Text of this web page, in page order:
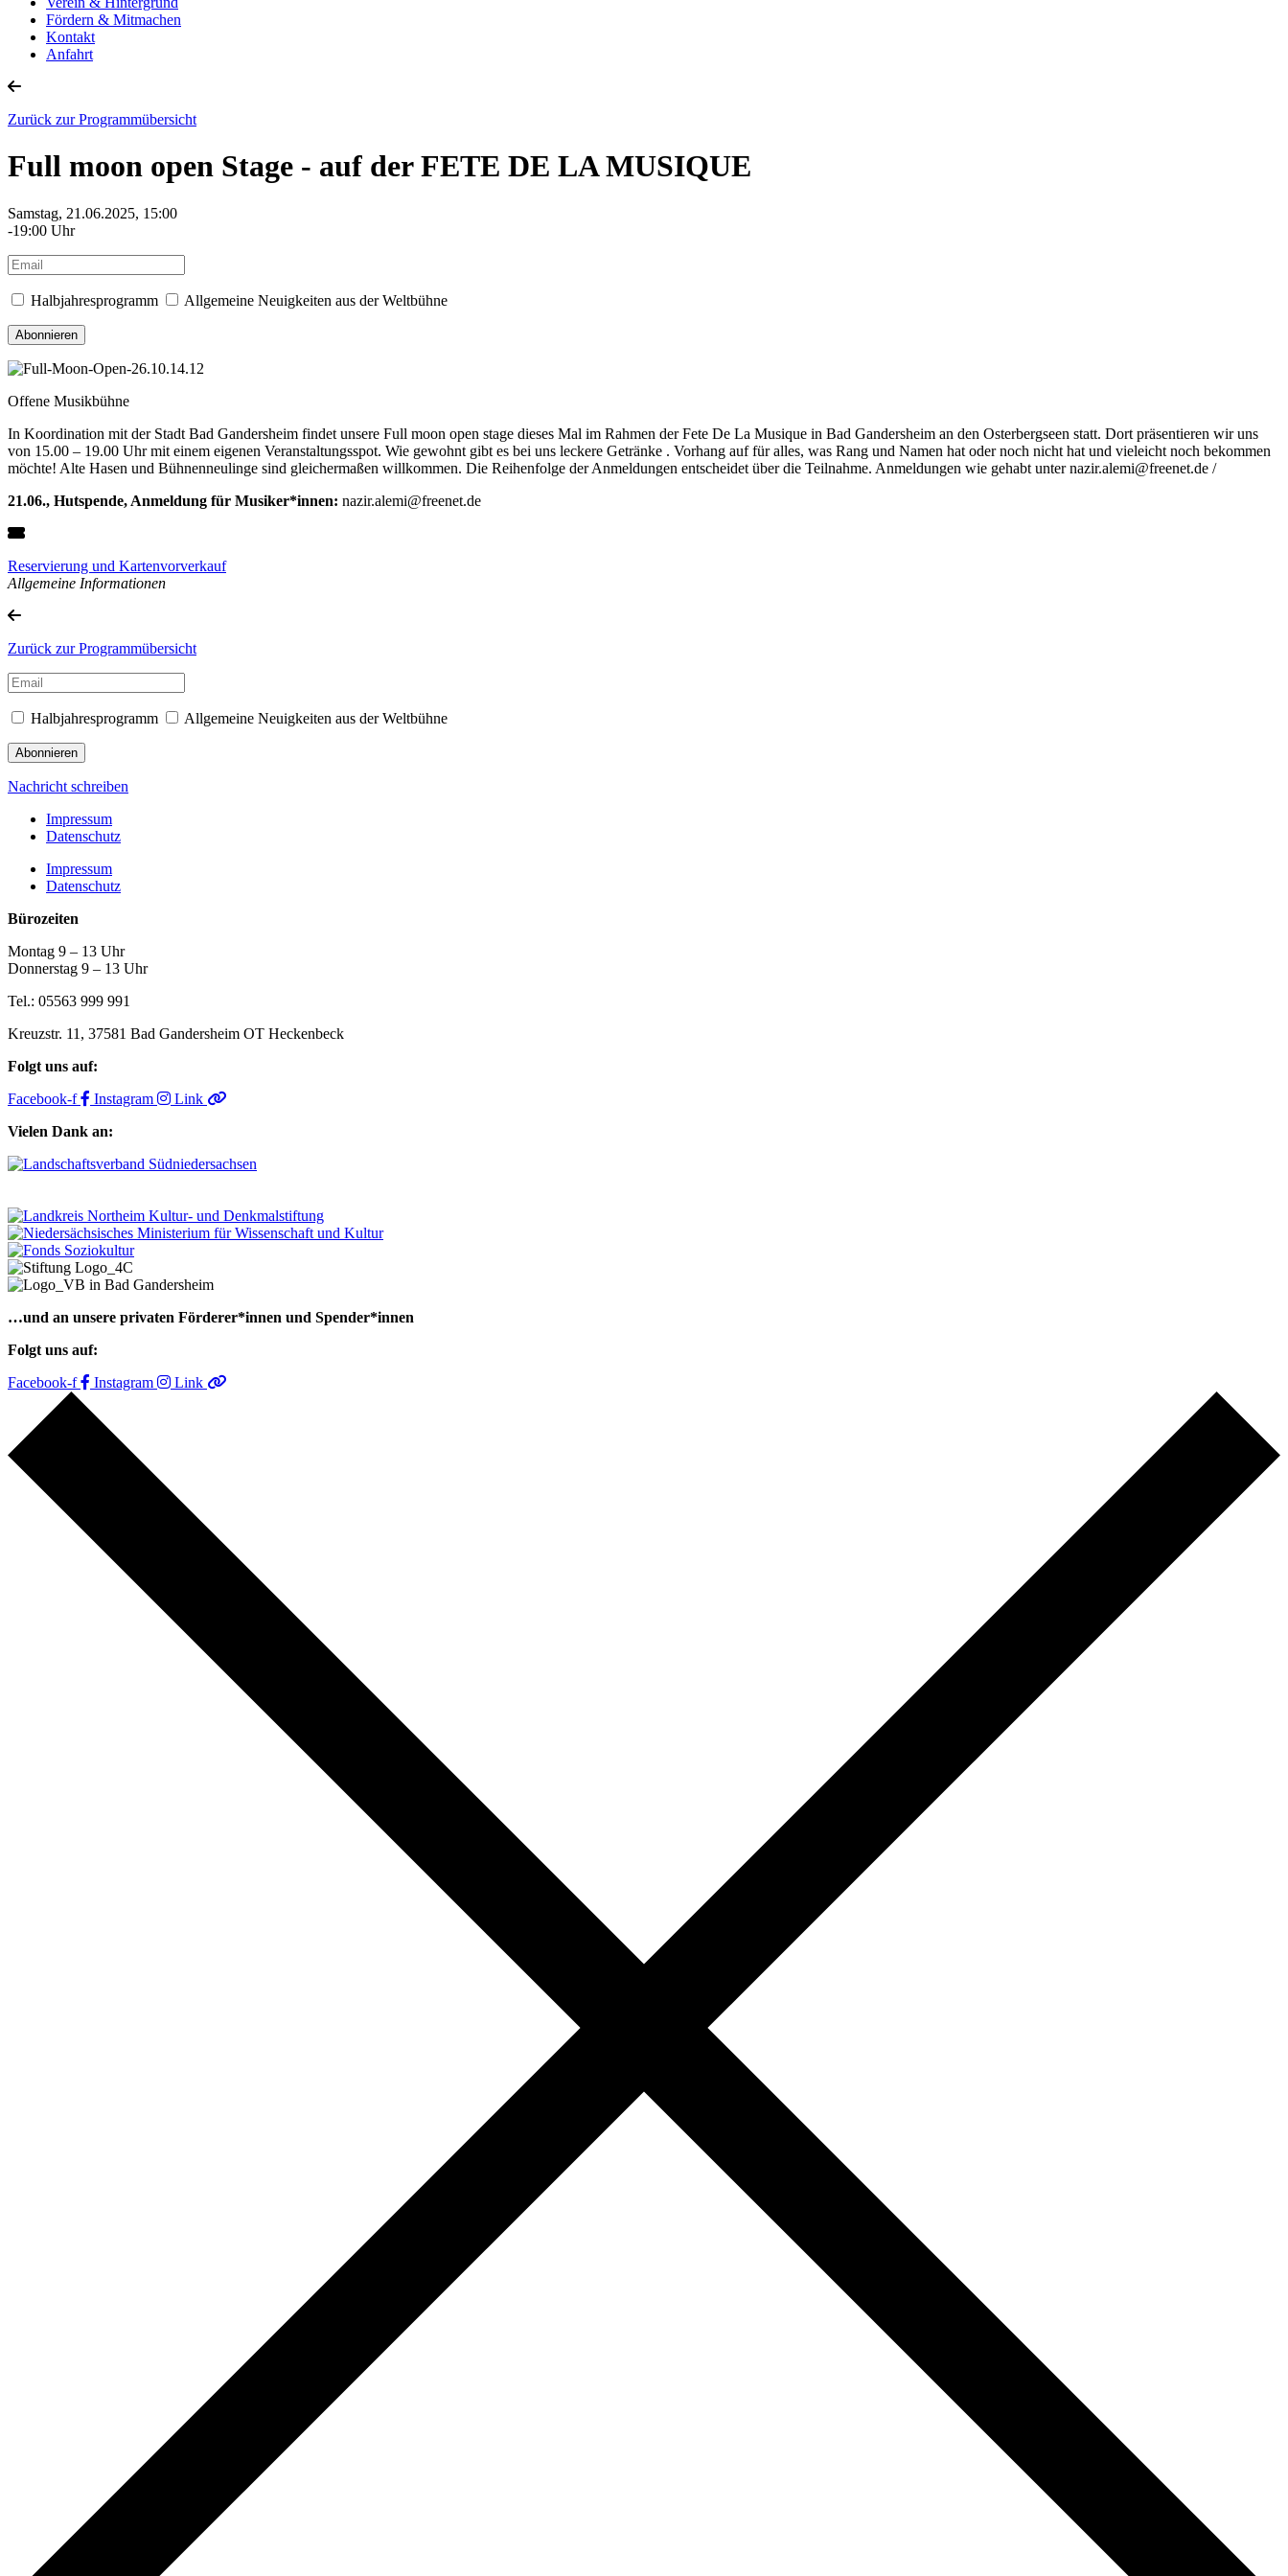
Fördern & Mitmachen
Kontakt
Anfahrt
Zurück zur Programmübersicht
Full moon open Stage - auf der FETE DE LA MUSIQUE
Samstag, 21.06.2025, 15:00
-19:00 Uhr
Halbjahresprogramm Allgemeine Neuigkeiten aus der Weltbühne
Offene Musikbühne
In Koordination mit der Stadt Bad Gandersheim findet unsere Full moon open stage dieses Mal im Rahmen der Fete De La Musique in Bad Gandersheim an den Osterbergseen statt. Dort präsentieren wir uns
von 15.00 – 19.00 Uhr mit einem eigenen Veranstaltungsspot. Wie gewohnt gibt es bei uns leckere Getränke . Vorhang auf für alles, was Rang und Namen hat oder noch nicht hat und vieleicht noch bekommen
möchte! Alte Hasen und Bühnenneulinge sind gleichermaßen willkommen. Die Reihenfolge der Anmeldungen entscheidet über die Teilnahme. Anmeldungen wie gehabt unter nazir.alemi@freenet.de /
21.06., Hutspende, Anmeldung für Musiker*innen: nazir.alemi@freenet.de
Reservierung und Kartenvorverkauf
Allgemeine Informationen
Zurück zur Programmübersicht
Halbjahresprogramm Allgemeine Neuigkeiten aus der Weltbühne
Nachricht schreiben
Impressum
Datenschutz
Impressum
Datenschutz
Bürozeiten
Montag 9 – 13 Uhr
Donnerstag 9 – 13 Uhr
Tel.: 05563 999 991
Kreuzstr. 11, 37581 Bad Gandersheim OT Heckenbeck
Folgt uns auf:
Facebook-f
Instagram
Link
Vielen Dank an:
…und an unsere privaten Förderer*innen und Spender*innen
Folgt uns auf:
Facebook-f
Instagram Link